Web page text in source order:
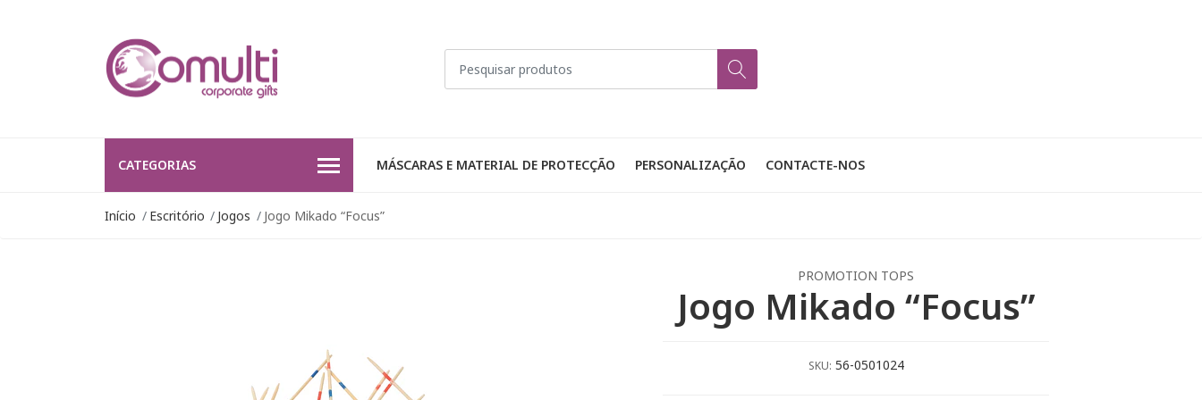
CATEGORIAS MÁSCARAS E MATERIAL DE PROTECÇÃO PERSONALIZAÇÃO CONTACTE-NOS
Início Escritório Jogos Jogo Mikado “Focus”
PROMOTION TOPS
Jogo Mikado “Focus”
SKU: 56-0501024